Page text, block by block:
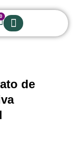
0
de